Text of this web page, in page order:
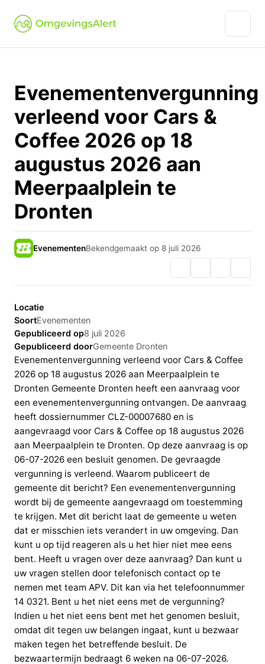
Evenementenvergunning
verleend voor Cars &
Coffee 2026 op 18
augustus 2026 aan
Meerpaalplein te
Dronten
EvenementenBekendgemaakt op 8 juli 2026
Locatie
SoortEvenementen
Gepubliceerd op8 juli 2026
Gepubliceerd doorGemeente Dronten
Evenementenvergunning verleend voor Cars & Coffee
2026 op 18 augustus 2026 aan Meerpaalplein te
Dronten Gemeente Dronten heeft een aanvraag voor
een evenementenvergunning ontvangen. De aanvraag
heeft dossiernummer CLZ-00007680 en is
aangevraagd voor Cars & Coffee op 18 augustus 2026
aan Meerpaalplein te Dronten. Op deze aanvraag is op
06-07-2026 een besluit genomen. De gevraagde
vergunning is verleend. Waarom publiceert de
gemeente dit bericht? Een evenementenvergunning
wordt bij de gemeente aangevraagd om toestemming
te krijgen. Met dit bericht laat de gemeente u weten
dat er misschien iets verandert in uw omgeving. Dan
kunt u op tijd reageren als u het hier niet mee eens
bent. Heeft u vragen over deze aanvraag? Dan kunt u
uw vragen stellen door telefonisch contact op te
nemen met team APV. Dit kan via het telefoonnummer
14 0321. Bent u het niet eens met de vergunning?
Indien u het niet eens bent met het genomen besluit,
omdat dit tegen uw belangen ingaat, kunt u bezwaar
maken tegen het betreffende besluit. De
bezwaartermijn bedraagt 6 weken na 06-07-2026.